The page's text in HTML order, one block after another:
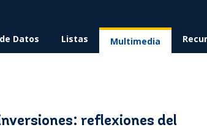
Datos Listas Multimedia
reflexiones del